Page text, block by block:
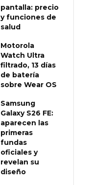
pantalla: precio
y funciones de
salud
Motorola
Watch Ultra
filtrado, 13 días
de batería
sobre Wear OS
Samsung
Galaxy S26 FE:
aparecen las
primeras
fundas
oficiales y
revelan su
diseño